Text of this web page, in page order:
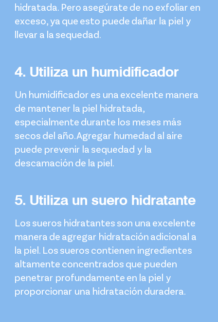
hidratada. Pero asegúrate de no exfoliar en
exceso, ya que esto puede dañar la piel y
llevar a la sequedad.
4. Utiliza un humidificador
Un humidificador es una excelente manera
de mantener la piel hidratada,
especialmente durante los meses más
secos del año. Agregar humedad al aire
puede prevenir la sequedad y la
descamación de la piel.
5. Utiliza un suero hidratante
Los sueros hidratantes son una excelente
manera de agregar hidratación adicional a
la piel. Los sueros contienen ingredientes
altamente concentrados que pueden
penetrar profundamente en la piel y
proporcionar una hidratación duradera.